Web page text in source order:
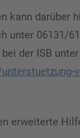
kann darüber
unter 06131/
der ISB unter
erweiterte